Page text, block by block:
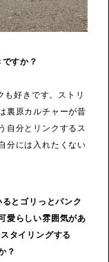
すか？
好きです。ストリ
裏原カルチャーが昔
自分とリンクするス
分には入れたくない
とゴリっとパンク
愛らしい雰囲気があ
タイリングする
？